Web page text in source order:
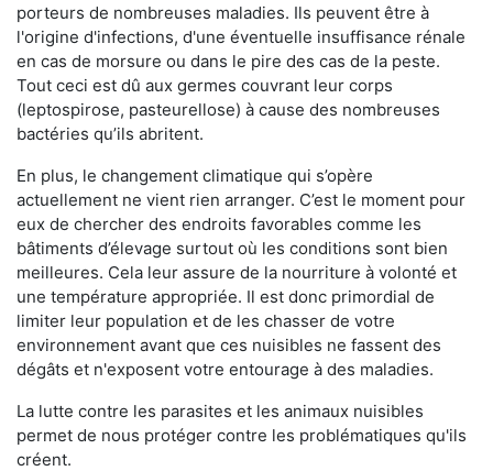
porteurs de nombreuses maladies. Ils peuvent être à
l'origine d'infections, d'une éventuelle insuffisance rénale
en cas de morsure ou dans le pire des cas de la peste.
Tout ceci est dû aux germes couvrant leur corps
(leptospirose, pasteurellose) à cause des nombreuses
bactéries qu’ils abritent.
En plus, le changement climatique qui s’opère
actuellement ne vient rien arranger. C’est le moment pour
eux de chercher des endroits favorables comme les
bâtiments d’élevage surtout où les conditions sont bien
meilleures. Cela leur assure de la nourriture à volonté et
une température appropriée. Il est donc primordial de
limiter leur population et de les chasser de votre
environnement avant que ces nuisibles ne fassent des
dégâts et n'exposent votre entourage à des maladies.
La lutte contre les parasites et les animaux nuisibles
permet de nous protéger contre les problématiques qu'ils
créent.